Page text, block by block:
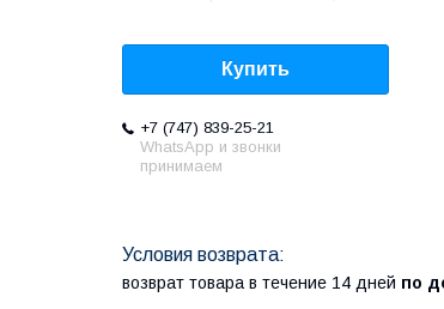
Купить
+7 (747) 839-25-21
WhatsApp и звонки
принимаем
возврат товара в течение 14 дней по